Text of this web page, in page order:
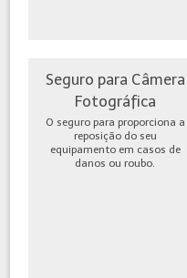
Seguro para Câmera
Fotográfica
O seguro para proporciona a
reposição do seu
equipamento em casos de
danos ou roubo.